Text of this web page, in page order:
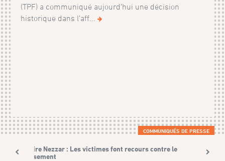
(TPF) a communiqué aujourd’hui une décision
historique dans l’aff...
COMMUNIQUÉS DE PRESSE
Affaire Nezzar : Les victimes font recours contre le
classement